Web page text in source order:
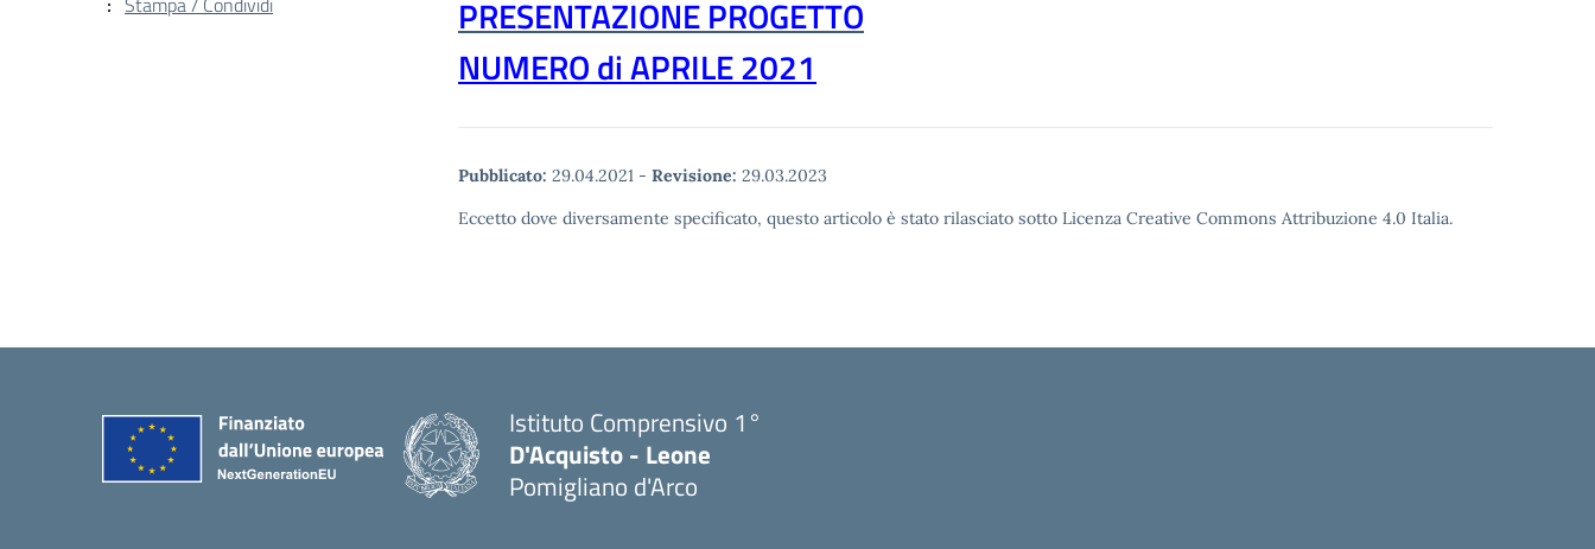
PRESENTAZIONE PROGETTO
NUMERO di APRILE 2021
Pubblicato: 29.04.2021 - Revisione: 29.03.2023
Eccetto dove diversamente specificato, questo articolo è stato rilasciato sotto Licenza Creative Commons Attribuzione 4.0 Italia.
Istituto Comprensivo 1°
D'Acquisto - Leone
Pomigliano d'Arco